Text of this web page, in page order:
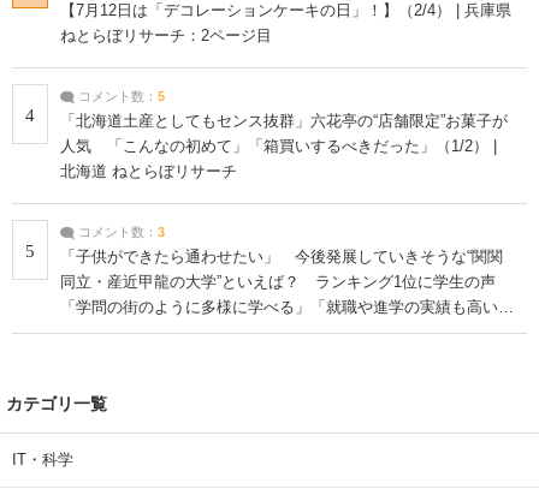
【7月12日は「デコレーションケーキの日」！】（2/4） | 兵庫県
ねとらぼリサーチ：2ページ目
4
コメント数： 5
「北海道土産としてもセンス抜群」六花亭の“店舗限定”お菓子が
人気 「こんなの初めて」「箱買いするべきだった」（1/2） |
北海道 ねとらぼリサーチ
5
コメント数： 3
「子供ができたら通わせたい」 今後発展していきそうな“関関
同立・産近甲龍の大学”といえば？ ランキング1位に学生の声
「学問の街のように多様に学べる」「就職や進学の実績も高い」
| 大学 ねとらぼリサーチ
カテゴリ一覧
IT・科学